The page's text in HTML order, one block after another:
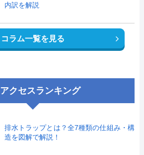
内訳を解説
コラム一覧を見る
アクセスランキング
排水トラップとは？全7種類の仕組み・構
造を図解で解説！